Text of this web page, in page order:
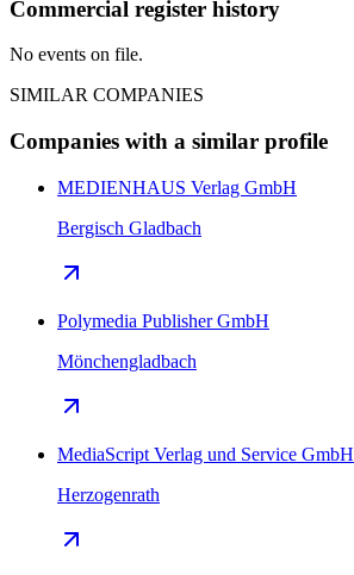
Commercial register history
No events on file.
SIMILAR COMPANIES
Companies with a similar profile
MEDIENHAUS Verlag GmbH
Bergisch Gladbach
Polymedia Publisher GmbH
Mönchengladbach
MediaScript Verlag und Service GmbH
Herzogenrath